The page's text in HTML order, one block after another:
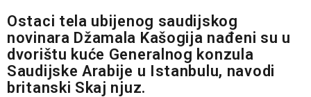
Ostaci tela ubijenog saudijskog
novinara Džamala Kašogija nađeni su u
dvorištu kuće Generalnog konzula
Saudijske Arabije u Istanbulu, navodi
britanski Skaj njuz.